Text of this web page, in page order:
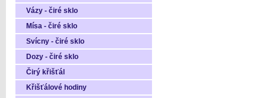
Vázy - čiré sklo
Mísa - čiré sklo
Svícny - čiré sklo
Dozy - čiré sklo
Čirý křišťál
Křišťálové hodiny